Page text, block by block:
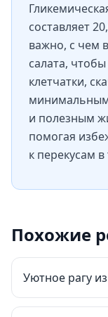
составляет
важно, с чем
салата,
клетчатки,
и полезным
помогая
к перекусам
Похожие
Уютное рагу